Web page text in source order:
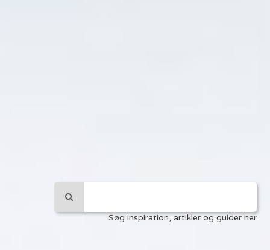
Søg inspiration, artikler og guider her